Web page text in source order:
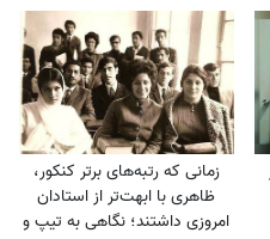
زمانی که رتبه‌های برتر کنکور،
ظاهری با ابهت‌تر از استادان
امروزی داشتند؛ نگاهی به تیپ و